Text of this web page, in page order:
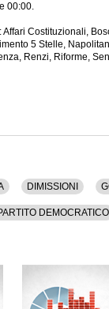
00:00.
Costituzionali,
5 Stelle,
Renzi, Riforme,
DIMISSIONI
DEMOCRATICO